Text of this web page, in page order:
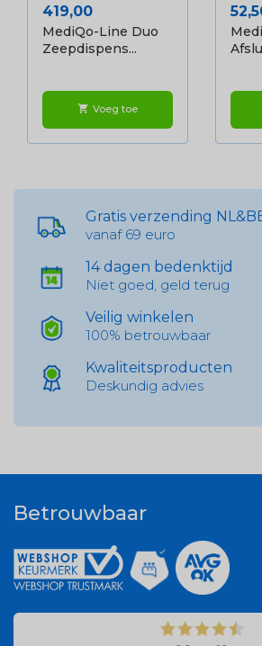
Prijs
419,00
MediQo-Line Duo
Zeepdispens...
shopping_cart Voeg toe
Prijs
Gratis verzending
vanaf 69 euro
14 dagen bedenktijd
Niet goed, geld terug
Veilig winkelen
100% betrouwbaar
Kwaliteitsproducten
Deskundig advies
Betrouwbaar